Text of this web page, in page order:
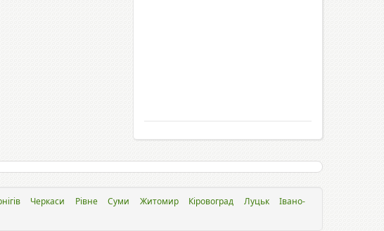
Черкаси Рівне Суми Житомир Кіровоград Луцьк Івано-